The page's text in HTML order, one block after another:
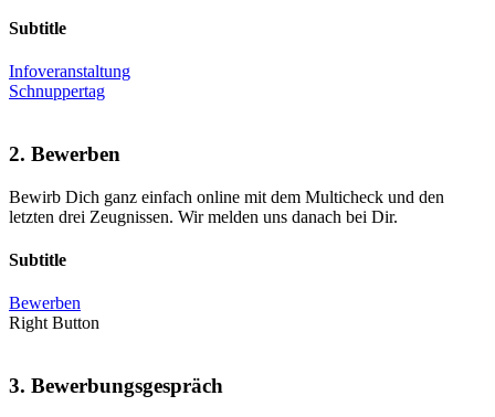
Subtitle
Infoveranstaltung
Schnuppertag
2. Bewerben
Bewirb Dich ganz einfach online mit dem Multicheck und den
letzten drei Zeugnissen. Wir melden uns danach bei Dir.
Subtitle
Bewerben
Right Button
3. Bewerbungsgespräch